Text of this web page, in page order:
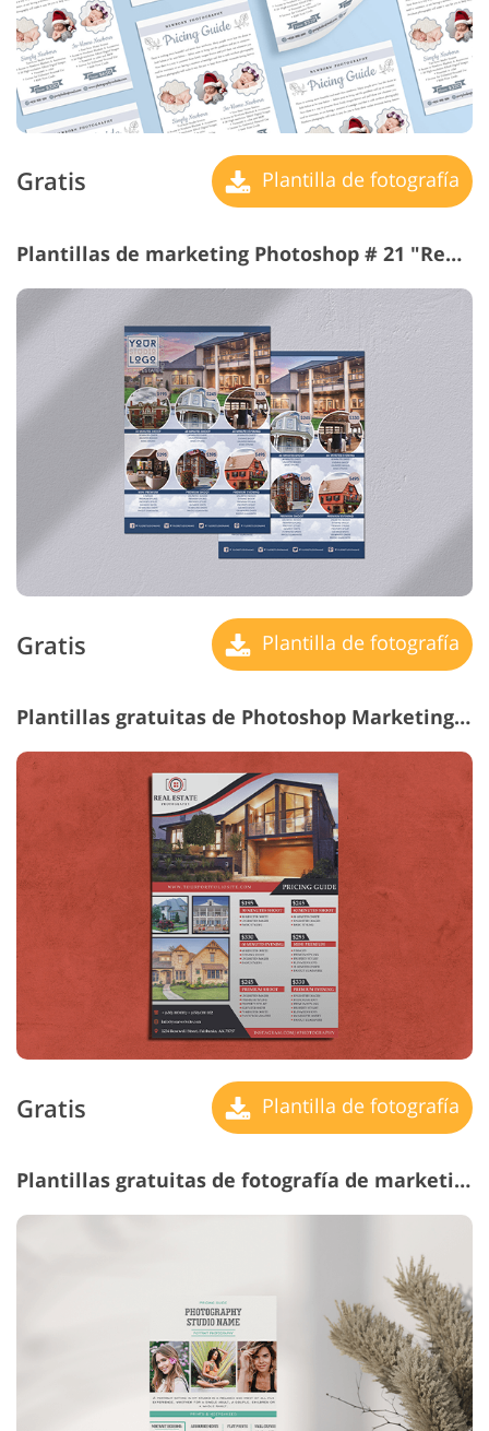
Gratis Plantilla de fotografía
Plantillas de marketing Photoshop # 21 "Real Estate"
Gratis Plantilla de fotografía
Plantillas gratuitas de Photoshop Marketing #22 "Modern Style"
Gratis Plantilla de fotografía
Plantillas gratuitas de fotografía de marketing #23 "Portrait Photography"